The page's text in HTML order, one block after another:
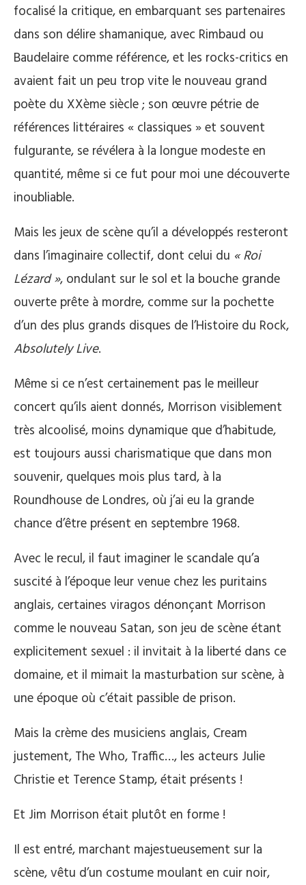
focalisé la critique, en embarquant ses partenaires
dans son délire shamanique, avec Rimbaud ou
Baudelaire comme référence, et les rocks-critics en
avaient fait un peu trop vite le nouveau grand
poète du XXème siècle ; son œuvre pétrie de
références littéraires « classiques » et souvent
fulgurante, se révélera à la longue modeste en
quantité, même si ce fut pour moi une découverte
inoubliable.
Mais les jeux de scène qu’il a développés resteront
dans l’imaginaire collectif, dont celui du « Roi
Lézard », ondulant sur le sol et la bouche grande
ouverte prête à mordre, comme sur la pochette
d’un des plus grands disques de l’Histoire du Rock,
Absolutely Live.
Même si ce n’est certainement pas le meilleur
concert qu’ils aient donnés, Morrison visiblement
très alcoolisé, moins dynamique que d’habitude,
est toujours aussi charismatique que dans mon
souvenir, quelques mois plus tard, à la
Roundhouse de Londres, où j’ai eu la grande
chance d’être présent en septembre 1968.
Avec le recul, il faut imaginer le scandale qu’a
suscité à l’époque leur venue chez les puritains
anglais, certaines viragos dénonçant Morrison
comme le nouveau Satan, son jeu de scène étant
explicitement sexuel : il invitait à la liberté dans ce
domaine, et il mimait la masturbation sur scène, à
une époque où c’était passible de prison.
Mais la crème des musiciens anglais, Cream
justement, The Who, Traffic…, les acteurs Julie
Christie et Terence Stamp, était présents !
Et Jim Morrison était plutôt en forme !
Il est entré, marchant majestueusement sur la
scène, vêtu d’un costume moulant en cuir noir,